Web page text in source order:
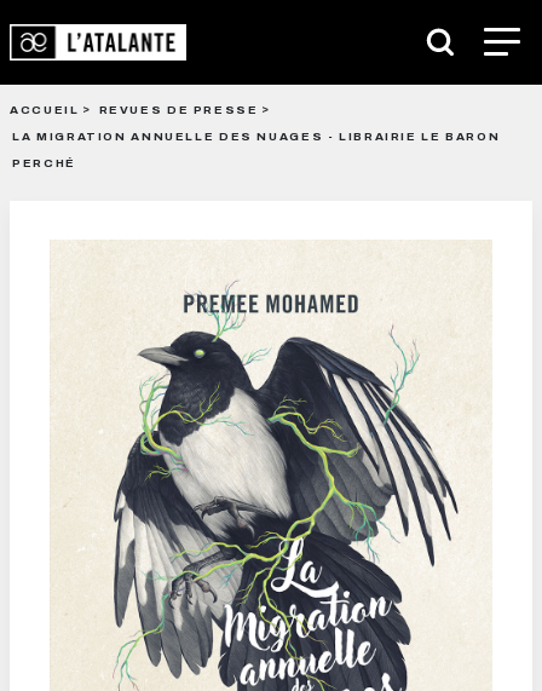
ACCUEIL
REVUES DE PRESSE
LA MIGRATION ANNUELLE DES NUAGES - LIBRAIRIE LE BARON
PERCHÉ